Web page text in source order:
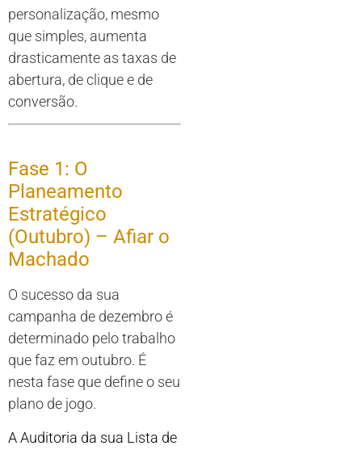
personalização, mesmo
que simples, aumenta
drasticamente as taxas de
abertura, de clique e de
conversão.
Fase 1: O
Planeamento
Estratégico
(Outubro) – Afiar o
Machado
O sucesso da sua
campanha de dezembro é
determinado pelo trabalho
que faz em outubro. É
nesta fase que define o seu
plano de jogo.
A Auditoria da sua Lista de